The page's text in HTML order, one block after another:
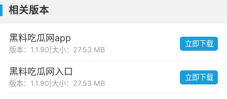
相关版本
黑料吃瓜网app
版本：1.1.90 大小：27.53 MB
立即下载
黑料吃瓜网入口
版本：1.1.90 大小：27.53 MB
立即下载